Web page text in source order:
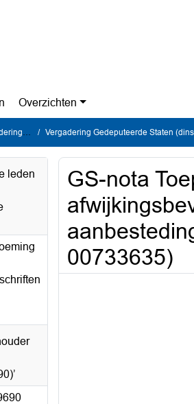
Overzichten
Vergadering Gedeputeerde Staten
leden
GS-nota
00733635)